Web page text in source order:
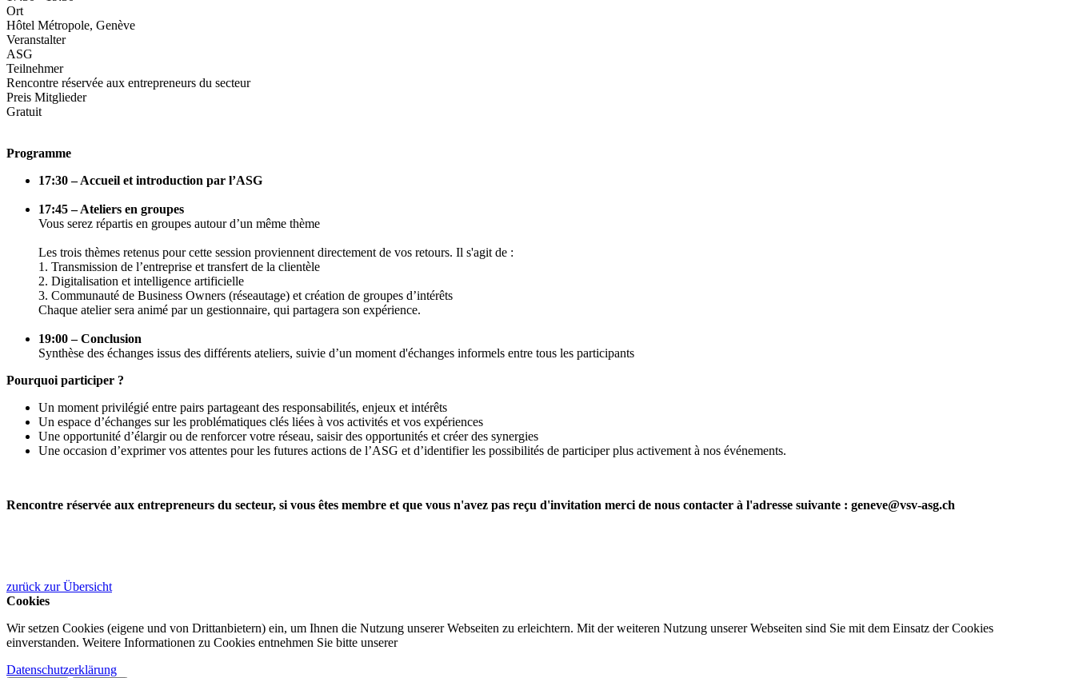
Ort
Hôtel Métropole, Genève
Veranstalter
ASG
Teilnehmer
Rencontre réservée aux entrepreneurs du secteur
Preis Mitglieder
Gratuit
Programme
17:30 – Accueil et introduction par l’ASG
17:45 – Ateliers en groupes
Vous serez répartis en groupes autour d’un même thème
Les trois thèmes retenus pour cette session proviennent directement de vos retours. Il s'agit de :
1. Transmission de l’entreprise et transfert de la clientèle
2. Digitalisation et intelligence artificielle
3. Communauté de Business Owners (réseautage) et création de groupes d’intérêts
Chaque atelier sera animé par un gestionnaire, qui partagera son expérience.
19:00 – Conclusion
Synthèse des échanges issus des différents ateliers, suivie d’un moment d'échanges informels entre tous les participants
Pourquoi participer ?
Un moment privilégié entre pairs partageant des responsabilités, enjeux et intérêts
Un espace d’échanges sur les problématiques clés liées à vos activités et vos expériences
Une opportunité d’élargir ou de renforcer votre réseau, saisir des opportunités et créer des synergies
Une occasion d’exprimer vos attentes pour les futures actions de l’ASG et d’identifier les possibilités de participer plus activement à nos événements.
Rencontre réservée aux entrepreneurs du secteur, si vous êtes membre et que vous n'avez pas reçu d'invitation merci de nous contacter à l'adresse suivante : geneve@vsv-asg.ch
zurück zur Übersicht
Cookies
Wir setzen Cookies (eigene und von Drittanbietern) ein, um Ihnen die Nutzung unserer Webseiten zu erleichtern. Mit der weiteren Nutzung unserer Webseiten sind Sie mit dem Einsatz der Cookies
einverstanden. Weitere Informationen zu Cookies entnehmen Sie bitte unserer
Datenschutzerklärung